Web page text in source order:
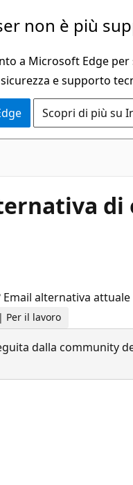
non è più
a Microsoft Edge
e supporto
Scopri di più su
alternativa
Per il lavoro
dalla community